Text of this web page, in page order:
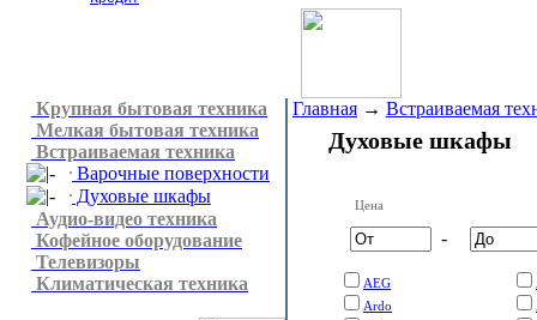
Крупная бытовая техника
Мелкая бытовая техника
Встраиваемая техника
Варочные поверхности
Духовые шкафы
Аудио-видео техника
Кофейное оборудование
Телевизоры
Климатическая техника
Главная → Встраиваемая
Духовые шкафы
Цена
-
AEG
Ardo